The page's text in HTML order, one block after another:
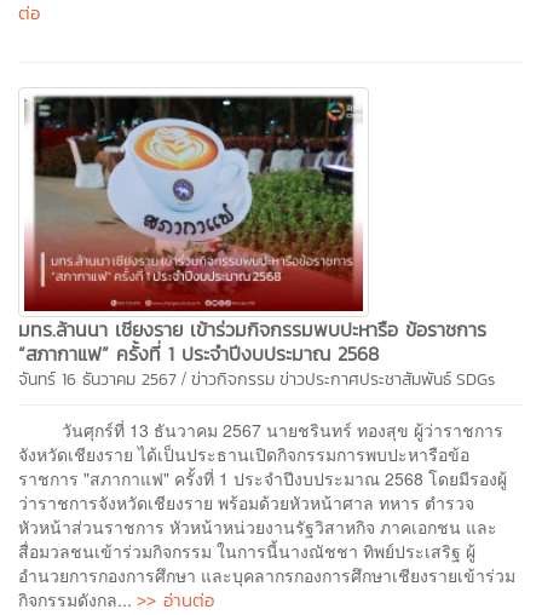
ต่อ
มทร.ล้านนา เชียงราย เข้าร่วมกิจกรรมพบปะหารือ ข้อราชการ
“สภากาแฟ” ครั้งที่ 1 ประจำปีงบประมาณ 2568
จันทร์ 16 ธันวาคม 2567 / ข่าวกิจกรรมข่าวประกาศประชาสัมพันธ์SDGs
วันศุกร์ที่ 13 ธันวาคม 2567 นายชรินทร์ ทองสุข ผู้ว่าราชการ
จังหวัดเชียงราย ได้เป็นประธานเปิดกิจกรรมการพบปะหารือข้อ
ราชการ "สภากาแฟ" ครั้งที่ 1 ประจำปีงบประมาณ 2568 โดยมีรองผู้
ว่าราชการจังหวัดเชียงราย พร้อมด้วยหัวหน้าศาล ทหาร ตำรวจ
หัวหน้าส่วนราชการ หัวหน้าหน่วยงานรัฐวิสาหกิจ ภาคเอกชน และ
สื่อมวลชนเข้าร่วมกิจกรรม ในการนี้นางณัชชา ทิพย์ประเสริฐ ผู้
อำนวยการกองการศึกษา และบุคลากรกองการศึกษาเชียงรายเข้าร่วม
กิจกรรมดังกล... >> อ่านต่อ